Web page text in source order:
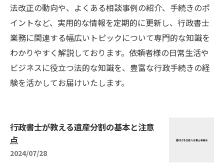
法改正の動向や、よくある相談事例の紹介、手続きのポ
イントなど、実用的な情報を定期的に更新し、行政書士
業務に関連する幅広いトピックについて専門的な知識を
わかりやすく解説しております。依頼者様の日常生活や
ビジネスに役立つ法的な知識を、豊富な行政手続きの経
験を活かしてお届けいたします。
行政書士が教える遺産分割の基本と注意
点
2024/07/28